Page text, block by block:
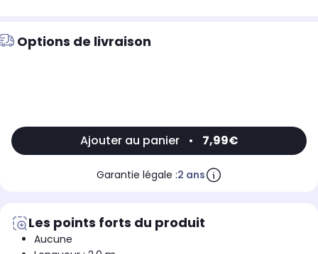
Options de livraison
Ajouter au panier • 7,99€
Garantie légale :2 ans
Les points forts du produit
Aucune